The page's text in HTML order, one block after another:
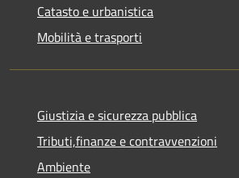
Catasto e urbanistica
Mobilità e trasporti
Giustizia e sicurezza pubblica
Tributi,finanze e contravvenzioni
Ambiente